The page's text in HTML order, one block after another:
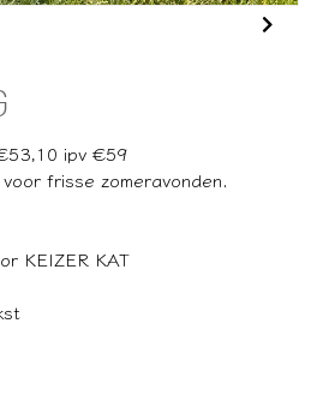
ipv €59
frisse zomeravonden.
KEIZER KAT